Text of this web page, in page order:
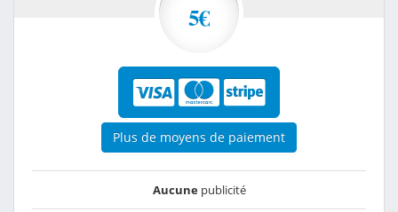
5€
Plus de moyens de paiement
Aucunepublicité